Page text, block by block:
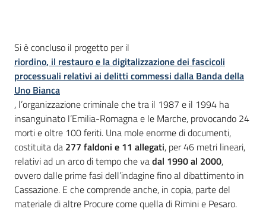
Introduzione
Si è concluso il progetto per il
riordino, il restauro e la digitalizzazione dei fascicoli
processuali relativi ai delitti commessi dalla Banda della
Uno Bianca
, l’organizzazione criminale che tra il 1987 e il 1994 ha
insanguinato l’Emilia-Romagna e le Marche, provocando 24
morti e oltre 100 feriti. Una mole enorme di documenti,
costituita da 277 faldoni e 11 allegati, per 46 metri lineari,
relativi ad un arco di tempo che vadal 1990 al 2000,
ovvero dalle prime fasi dell’indagine fino al dibattimento in
Cassazione. E che comprende anche, in copia, parte del
materiale di altre Procure come quella di Rimini e Pesaro.